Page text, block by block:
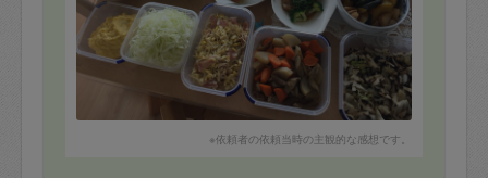
※依頼者の依頼当時の主観的な感想です。